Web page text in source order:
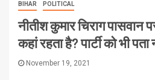
BIHAR POLITICAL
नीतीश कुमार चिराग पासवान
कहां रहता है? पार्टी को भी
November 19, 2021